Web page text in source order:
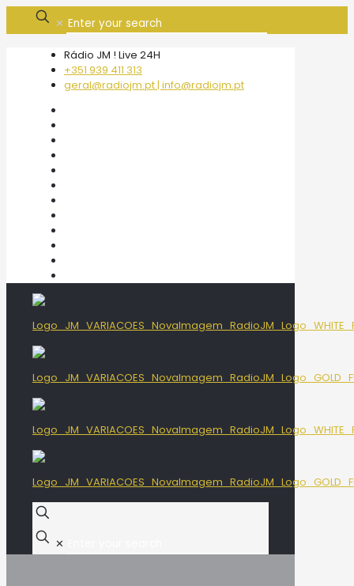
✕
Rádio JM ! Live 24H
+351 939 411 313
geral@radiojm.pt | info@radiojm.pt
✕